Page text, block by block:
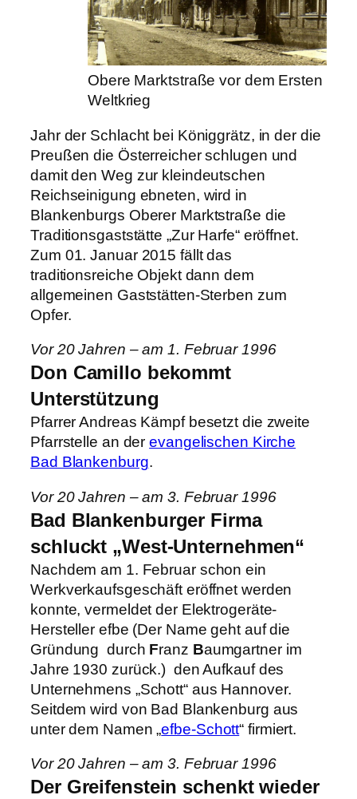
Obere Marktstraße vor dem Ersten
Weltkrieg
Jahr der Schlacht bei Königgrätz, in der die
Preußen die Österreicher schlugen und
damit den Weg zur kleindeutschen
Reichseinigung ebneten, wird in
Blankenburgs Oberer Marktstraße die
Traditionsgaststätte „Zur Harfe“ eröffnet.
Zum 01. Januar 2015 fällt das
traditionsreiche Objekt dann dem
allgemeinen Gaststätten-Sterben zum
Opfer.
Vor 20 Jahren – am 1. Februar 1996
Don Camillo bekommt
Unterstützung
Pfarrer Andreas Kämpf besetzt die zweite
Pfarrstelle an derevangelischen Kirche
Bad Blankenburg.
Vor 20 Jahren – am 3. Februar 1996
Bad Blankenburger Firma
schluckt „West-Unternehmen“
Nachdem am 1. Februar schon ein
Werkverkaufsgeschäft eröffnet werden
konnte, vermeldet der Elektrogeräte-
Hersteller efbe (Der Name geht auf die
Gründung durch Franz Baumgartner im
Jahre 1930 zurück.) den Aufkauf des
Unternehmens „Schott“ aus Hannover.
Seitdem wird von Bad Blankenburg aus
unter dem Namen „efbe-Schott“ firmiert.
Vor 20 Jahren – am 3. Februar 1996
Der Greifenstein schenkt wieder